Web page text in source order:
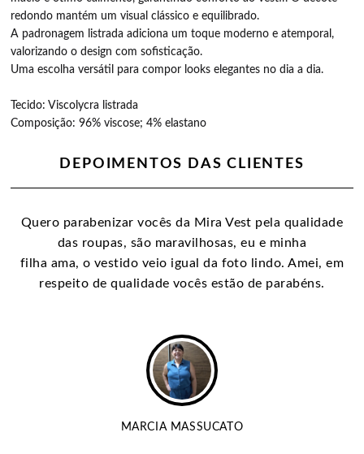
redondo mantém um visual clássico e equilibrado.
A padronagem listrada adiciona um toque moderno e atemporal,
valorizando o design com sofisticação.
Uma escolha versátil para compor looks elegantes no dia a dia.
Tecido: Viscolycra listrada
Composição: 96% viscose; 4% elastano
DEPOIMENTOS DAS CLIENTES
Quero parabenizar vocês da Mira Vest pela qualidade
das roupas, são maravilhosas, eu e minha
filha ama, o vestido veio igual da foto lindo. Amei, em
respeito de qualidade vocês estão de parabéns.
MARCIA MASSUCATO